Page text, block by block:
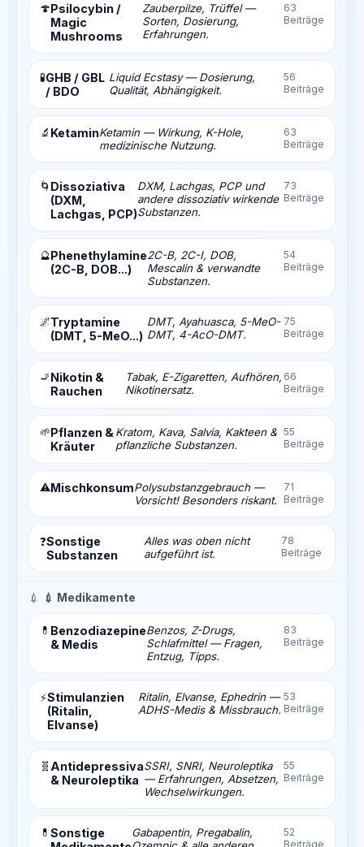
🍄Psilocybin /
Magic
Mushrooms
Zauberpilze, Trüffel —
Sorten, Dosierung,
Erfahrungen.
63
Beiträge
🧪GHB / GBL
/ BDO
Liquid Ecstasy — Dosierung,
Qualität, Abhängigkeit.
56
Beiträge
🔬 KetaminKetamin — Wirkung, K-Hole,
medizinische Nutzung.
63
Beiträge
🌀 Dissoziativa
(DXM,
Lachgas, PCP)
DXM, Lachgas, PCP und
andere dissoziativ wirkende
Substanzen.
73
Beiträge
🔮Phenethylamine
(2C-B, DOB...)
2C-B, 2C-I, DOB,
Mescalin & verwandte
Substanzen.
54
Beiträge
🌌Tryptamine
(DMT, 5-MeO...)
DMT, Ayahuasca, 5-MeO-
DMT, 4-AcO-DMT.
75
Beiträge
🚬Nikotin &
Rauchen
Tabak, E-Zigaretten, Aufhören,
Nikotinersatz.
66
Beiträge
🌱Pflanzen &
Kräuter
Kratom, Kava, Salvia, Kakteen &
pflanzliche Substanzen.
55
Beiträge
⚠️MischkonsumPolysubstanzgebrauch —
Vorsicht! Besonders riskant.
71
Beiträge
❓Sonstige
Substanzen
Alles was oben nicht
aufgeführt ist.
78
Beiträge
💉 💉 Medikamente
💊 Benzodiazepine
& Medis
Benzos, Z-Drugs,
Schlafmittel — Fragen,
Entzug, Tipps.
83
Beiträge
⚡Stimulanzien
(Ritalin,
Elvanse)
Ritalin, Elvanse, Ephedrin —
ADHS-Medis & Missbrauch.
53
Beiträge
🧬 Antidepressiva
& Neuroleptika
SSRI, SNRI, Neuroleptika
— Erfahrungen, Absetzen,
Wechselwirkungen.
55
Beiträge
💊 Sonstige
Gabapentin, Pregabalin,
52
Beiträge